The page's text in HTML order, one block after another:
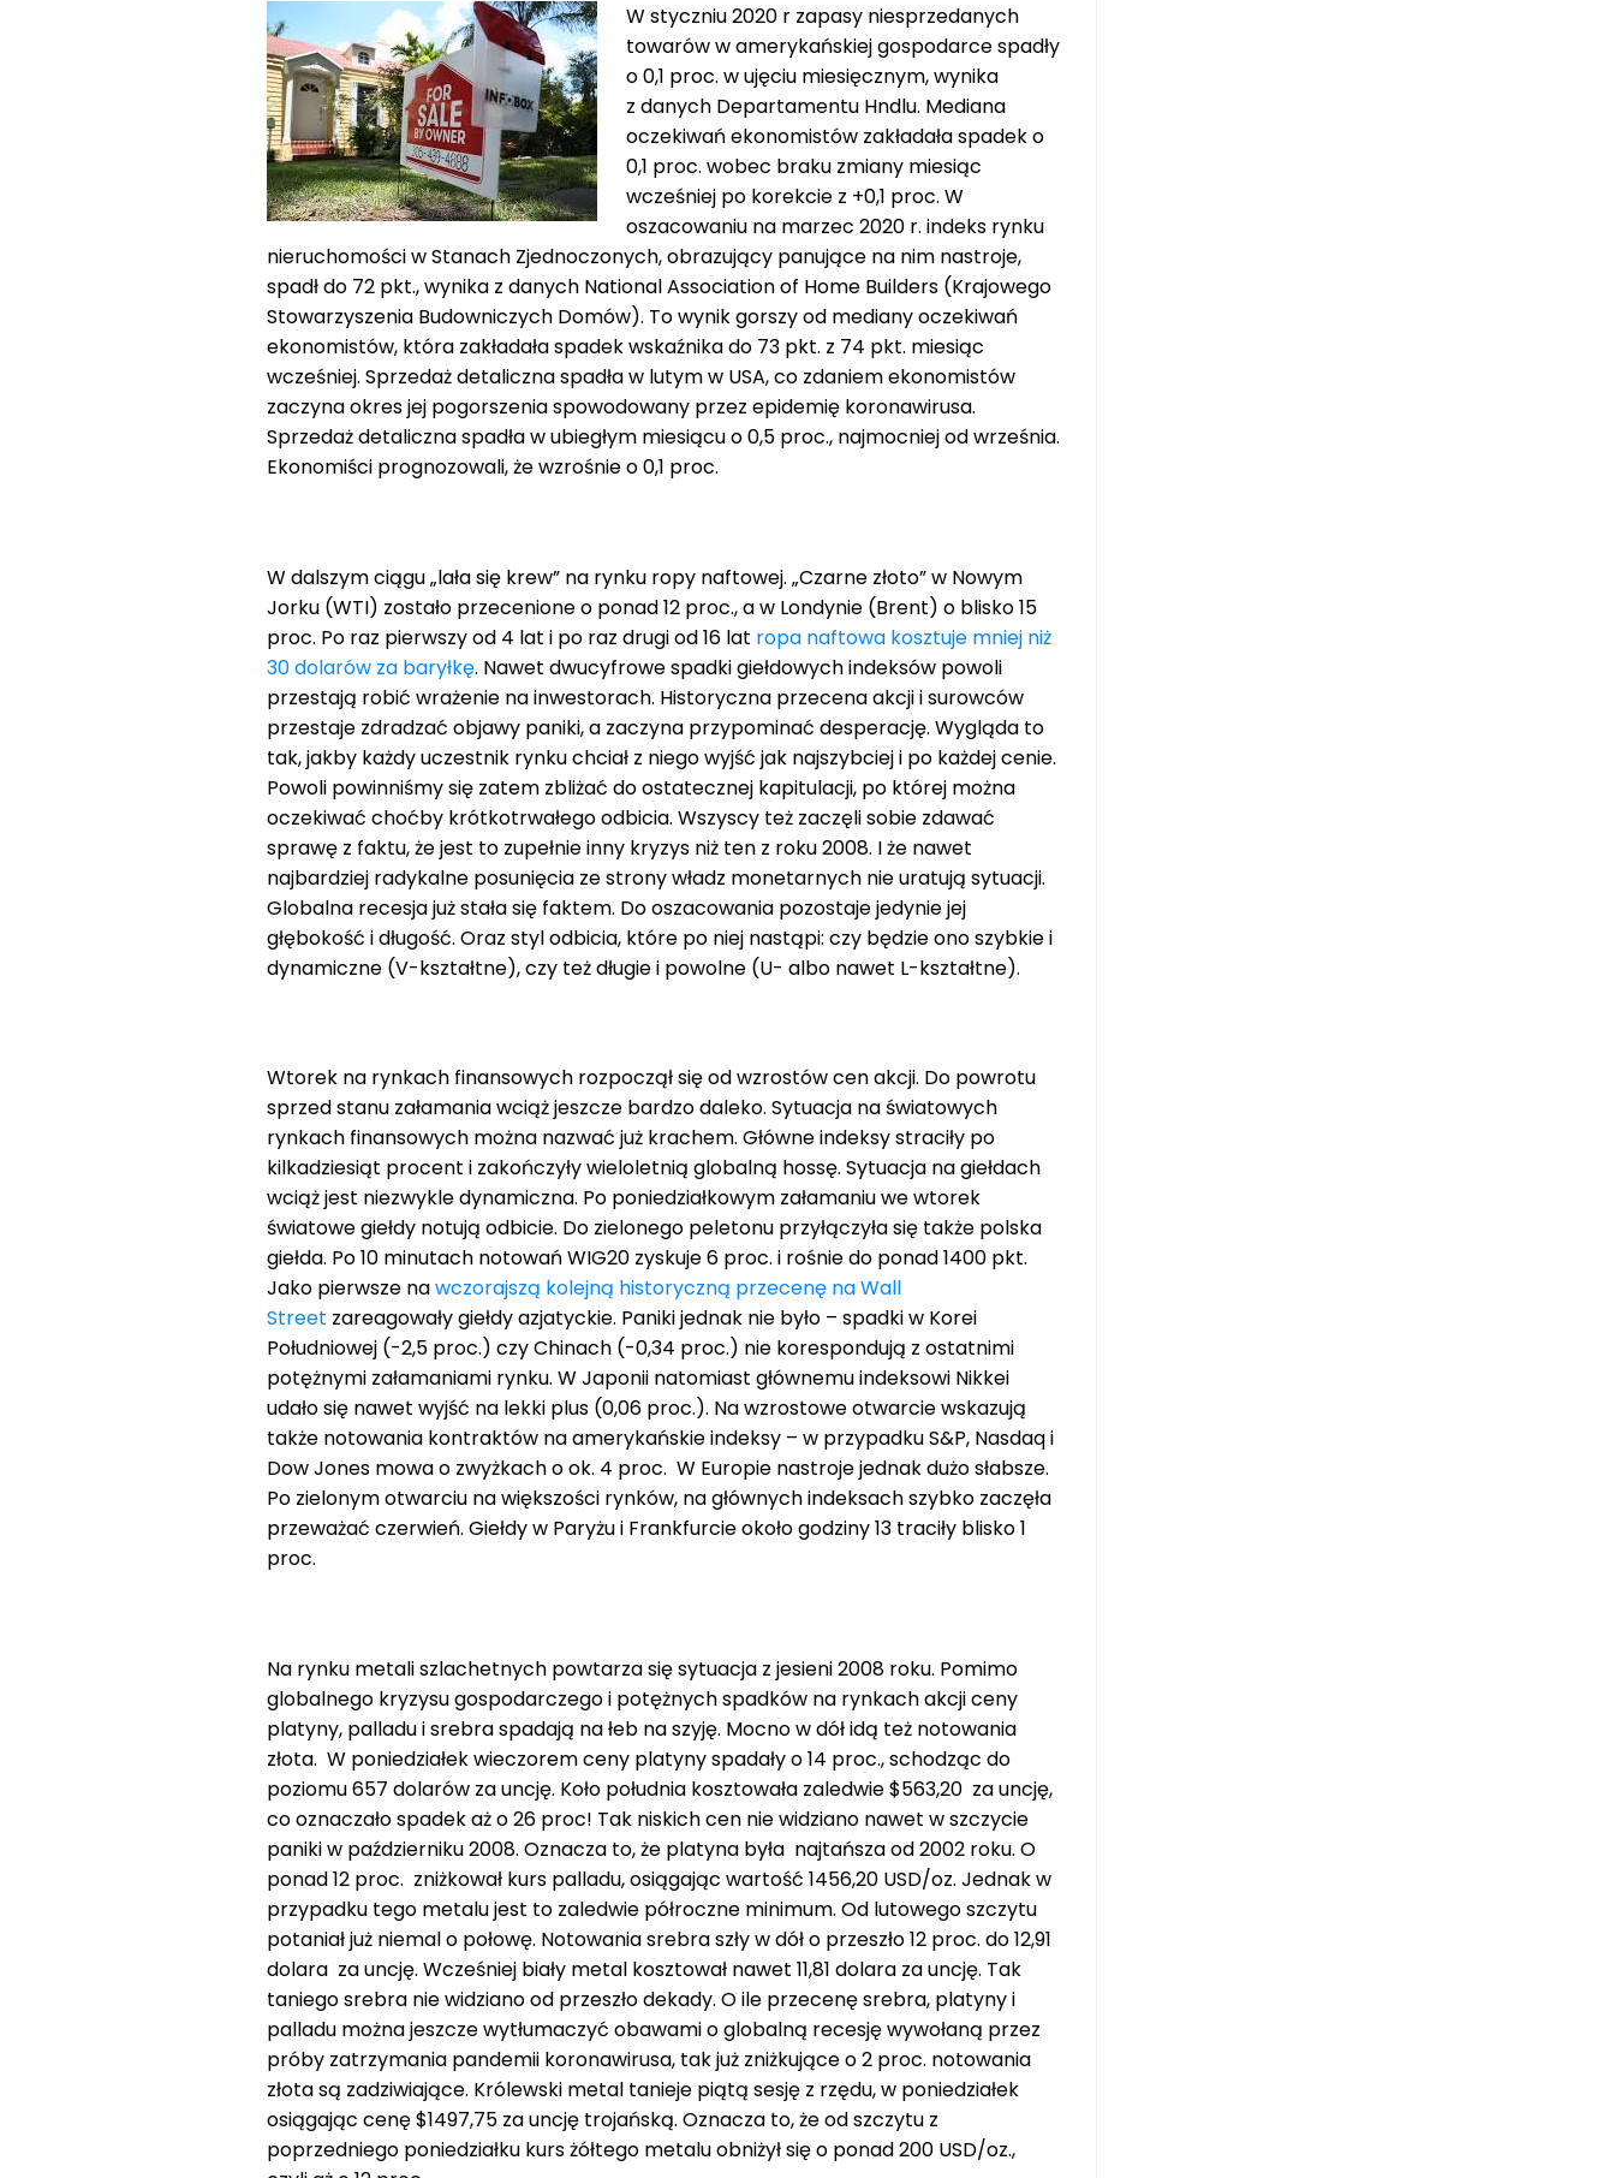
W styczniu 2020 r zapasy niesprzedanych
towarów w amerykańskiej gospodarce spadły
o 0,1 proc. w ujęciu miesięcznym, wynika
z danych Departamentu Hndlu. Mediana
oczekiwań ekonomistów zakładała spadek o
0,1 proc. wobec braku zmiany miesiąc
wcześniej po korekcie z +0,1 proc. W
oszacowaniu na marzec 2020 r. indeks rynku
nieruchomości w Stanach Zjednoczonych, obrazujący panujące na nim nastroje,
spadł do 72 pkt., wynika z danych National Association of Home Builders (Krajowego
Stowarzyszenia Budowniczych Domów). To wynik gorszy od mediany oczekiwań
ekonomistów, która zakładała spadek wskaźnika do 73 pkt. z 74 pkt. miesiąc
wcześniej. Sprzedaż detaliczna spadła w lutym w USA, co zdaniem ekonomistów
zaczyna okres jej pogorszenia spowodowany przez epidemię koronawirusa.
Sprzedaż detaliczna spadła w ubiegłym miesiącu o 0,5 proc., najmocniej od września.
Ekonomiści prognozowali, że wzrośnie o 0,1 proc.
W dalszym ciągu „lała się krew” na rynku ropy naftowej. „Czarne złoto” w Nowym
Jorku (WTI) zostało przecenione o ponad 12 proc., a w Londynie (Brent) o blisko 15
proc. Po raz pierwszy od 4 lat i po raz drugi od 16 lat ropa naftowa kosztuje mniej niż
30 dolarów za baryłkę. Nawet dwucyfrowe spadki giełdowych indeksów powoli
przestają robić wrażenie na inwestorach. Historyczna przecena akcji i surowców
przestaje zdradzać objawy paniki, a zaczyna przypominać desperację. Wygląda to
tak, jakby każdy uczestnik rynku chciał z niego wyjść jak najszybciej i po każdej cenie.
Powoli powinniśmy się zatem zbliżać do ostatecznej kapitulacji, po której można
oczekiwać choćby krótkotrwałego odbicia. Wszyscy też zaczęli sobie zdawać
sprawę z faktu, że jest to zupełnie inny kryzys niż ten z roku 2008. I że nawet
najbardziej radykalne posunięcia ze strony władz monetarnych nie uratują sytuacji.
Globalna recesja już stała się faktem. Do oszacowania pozostaje jedynie jej
głębokość i długość. Oraz styl odbicia, które po niej nastąpi: czy będzie ono szybkie i
dynamiczne (V-kształtne), czy też długie i powolne (U- albo nawet L-kształtne).
Wtorek na rynkach finansowych rozpoczął się od wzrostów cen akcji. Do powrotu
sprzed stanu załamania wciąż jeszcze bardzo daleko. Sytuacja na światowych
rynkach finansowych można nazwać już krachem. Główne indeksy straciły po
kilkadziesiąt procent i zakończyły wieloletnią globalną hossę. Sytuacja na giełdach
wciąż jest niezwykle dynamiczna. Po poniedziałkowym załamaniu we wtorek
światowe giełdy notują odbicie. Do zielonego peletonu przyłączyła się także polska
giełda. Po 10 minutach notowań WIG20 zyskuje 6 proc. i rośnie do ponad 1400 pkt.
Jako pierwsze nawczorajszą kolejną historyczną przecenę na Wall
Street zareagowały giełdy azjatyckie. Paniki jednak nie było – spadki w Korei
Południowej (-2,5 proc.) czy Chinach (-0,34 proc.) nie korespondują z ostatnimi
potężnymi załamaniami rynku. W Japonii natomiast głównemu indeksowi Nikkei
udało się nawet wyjść na lekki plus (0,06 proc.). Na wzrostowe otwarcie wskazują
także notowania kontraktów na amerykańskie indeksy – w przypadku S&P, Nasdaq i
Dow Jones mowa o zwyżkach o ok. 4 proc. W Europie nastroje jednak dużo słabsze.
Po zielonym otwarciu na większości rynków, na głównych indeksach szybko zaczęła
przeważać czerwień. Giełdy w Paryżu i Frankfurcie około godziny 13 traciły blisko 1
proc.
Na rynku metali szlachetnych powtarza się sytuacja z jesieni 2008 roku. Pomimo
globalnego kryzysu gospodarczego i potężnych spadków na rynkach akcji ceny
platyny, palladu i srebra spadają na łeb na szyję. Mocno w dół idą też notowania
złota. W poniedziałek wieczorem ceny platyny spadały o 14 proc., schodząc do
poziomu 657 dolarów za uncję. Koło południa kosztowała zaledwie $563,20 za uncję,
co oznaczało spadek aż o 26 proc! Tak niskich cen nie widziano nawet w szczycie
paniki w październiku 2008. Oznacza to, że platyna była najtańsza od 2002 roku. O
ponad 12 proc. zniżkował kurs palladu, osiągając wartość 1456,20 USD/oz. Jednak w
przypadku tego metalu jest to zaledwie półroczne minimum. Od lutowego szczytu
potaniał już niemal o połowę. Notowania srebra szły w dół o przeszło 12 proc. do 12,91
dolara za uncję. Wcześniej biały metal kosztował nawet 11,81 dolara za uncję. Tak
taniego srebra nie widziano od przeszło dekady. O ile przecenę srebra, platyny i
palladu można jeszcze wytłumaczyć obawami o globalną recesję wywołaną przez
próby zatrzymania pandemii koronawirusa, tak już zniżkujące o 2 proc. notowania
złota są zadziwiające. Królewski metal tanieje piątą sesję z rzędu, w poniedziałek
osiągając cenę $1497,75 za uncję trojańską. Oznacza to, że od szczytu z
poprzedniego poniedziałku kurs żółtego metalu obniżył się o ponad 200 USD/oz.,